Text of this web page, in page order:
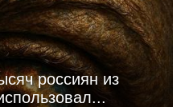
россиян из